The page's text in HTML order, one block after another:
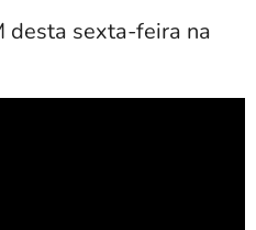
desta sexta-feira na